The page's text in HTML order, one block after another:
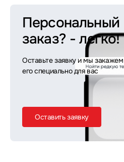
Персональный
заказ? - легко!
Оставьте заявку и мы закажем
его специально для вас
Оставить заявку